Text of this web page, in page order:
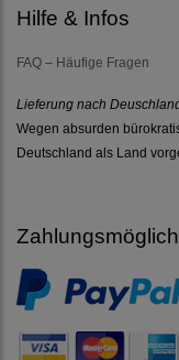
Hilfe & Infos
FAQ – Häufige Fragen
Lieferung nach
Wegen absurden
Deutschland als Land